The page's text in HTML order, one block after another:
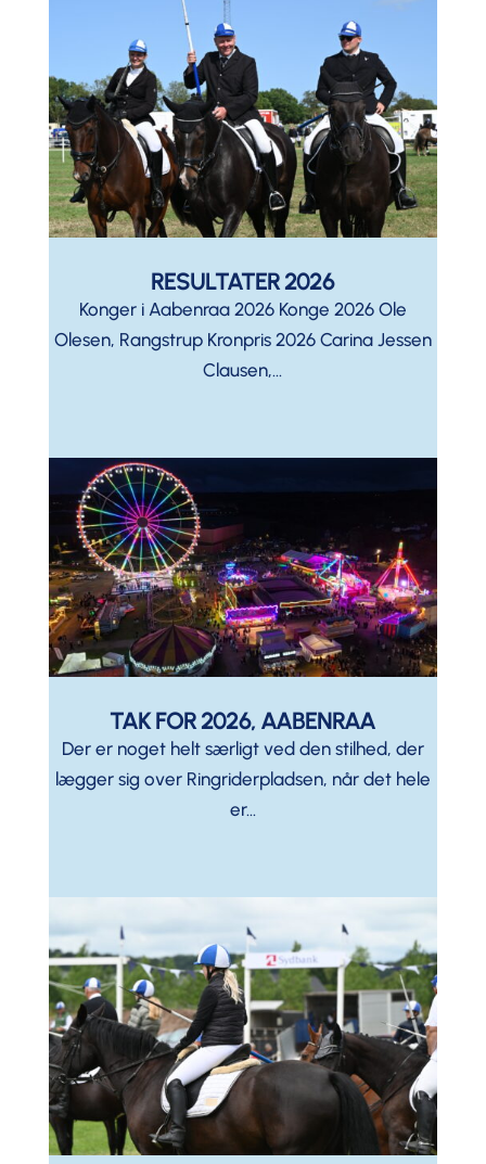
RESULTATER 2026
Konger i Aabenraa 2026 Konge 2026 Ole
Olesen, Rangstrup Kronpris 2026 Carina Jessen
Clausen,...
TAK FOR 2026, AABENRAA
Der er noget helt særligt ved den stilhed, der
lægger sig over Ringriderpladsen, når det hele
er...